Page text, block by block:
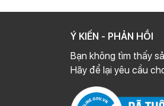
Ý KIẾN - PHẢN HỒI
Bạn không tìm thấy
Hãy để lại yêu cầu